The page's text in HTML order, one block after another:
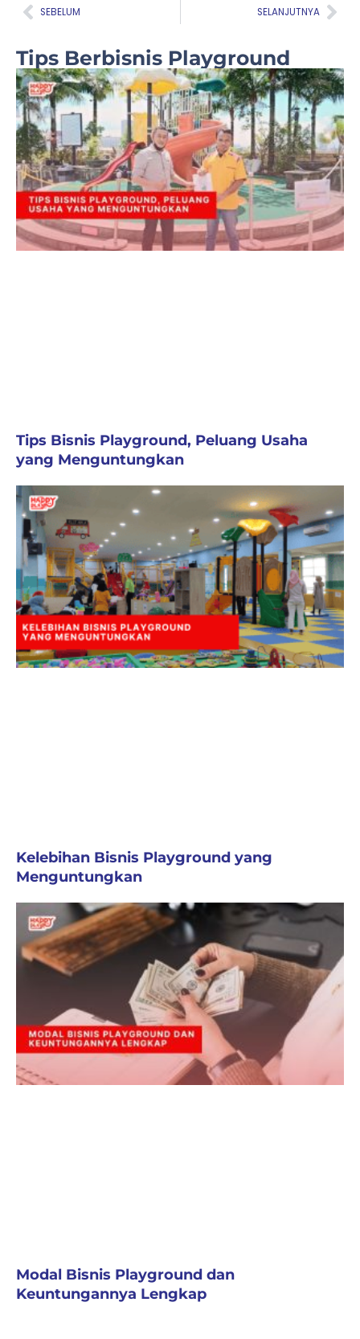
Prev
SEBELUM SELANJUTNYA
Tips Berbisnis Playground
Tips Bisnis Playground, Peluang Usaha
yang Menguntungkan
Kelebihan Bisnis Playground yang
Menguntungkan
Modal Bisnis Playground dan
Keuntungannya Lengkap